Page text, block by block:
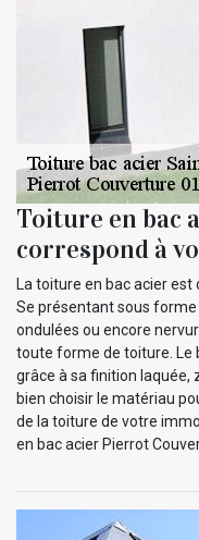
Toiture en bac
correspond à
La toiture en bac acier
Se présentant sous
ondulées ou encore
toute forme de toiture. Le
grâce à sa finition laquée,
bien choisir le matériau
de la toiture de votre
en bac acier Pierrot